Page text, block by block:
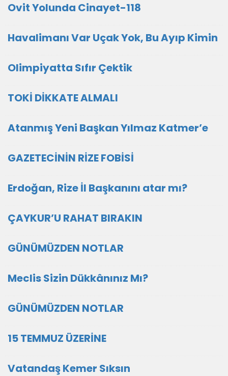
Ovit Yolunda Cinayet-118
Havalimanı Var Uçak Yok, Bu Ayıp Kimin
Olimpiyatta Sıfır Çektik
TOKİ DİKKATE ALMALI
Atanmış Yeni Başkan Yılmaz Katmer’e
GAZETECİNİN RİZE FOBİSİ
Erdoğan, Rize İl Başkanını atar mı?
ÇAYKUR’U RAHAT BIRAKIN
GÜNÜMÜZDEN NOTLAR
Meclis Sizin Dükkânınız Mı?
GÜNÜMÜZDEN NOTLAR
15 TEMMUZ ÜZERİNE
Vatandaş Kemer Sıksın